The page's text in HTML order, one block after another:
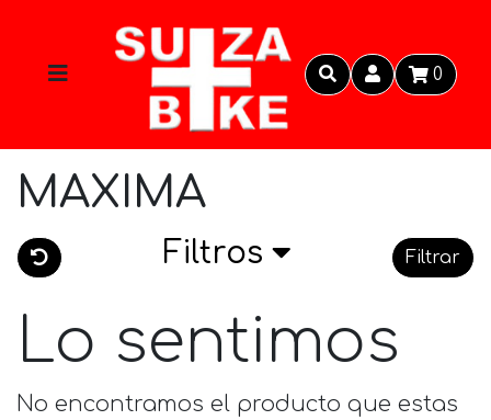
0
MAXIMA
Filtros Filtrar
Lo sentimos
No encontramos el producto que estas